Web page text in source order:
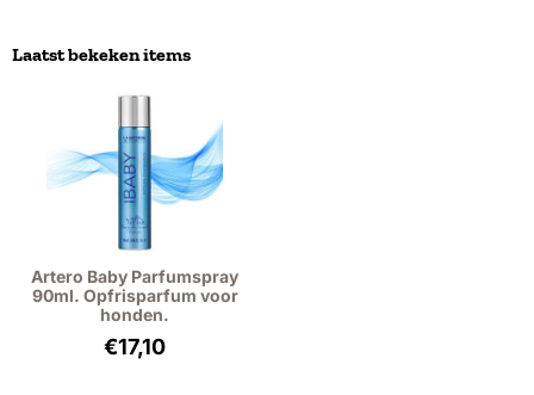
Laatst bekeken items
Artero Baby Parfumspray
90ml. Opfrisparfum voor
honden.
€17,10